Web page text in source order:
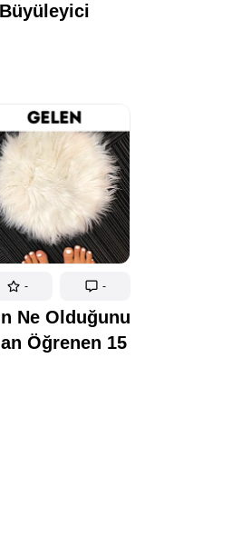
- -
Ne Olduğunu
Öğrenen 15